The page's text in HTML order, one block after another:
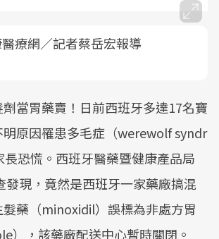
療網／記者蔡岳宏報導
當胃藥賣！日前西班牙多達17名寶
明原因罹患多毛症（werewolf syndr
恐慌。西班牙醫藥暨健康產品局
發現，竟然是西班牙一家藥廠搞混
藥（minoxidil）誤標為非處方胃
），該藥廠配送中心暫時關閉。